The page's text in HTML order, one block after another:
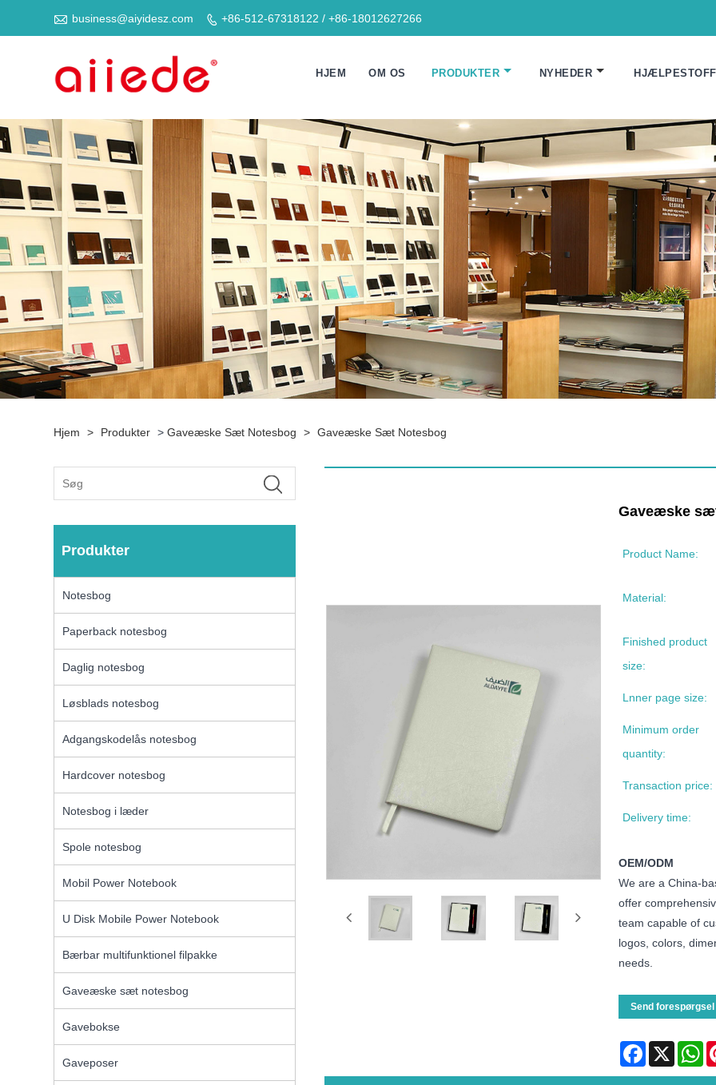
 business@aiyidesz.com  +86-512-67318122 / +86-18012627266
HJEM OM OS PRODUKTER NYHEDER
Hjem > Produkter >Gaveæske Sæt Notesbog > Gaveæske Sæt Notesbog
Produkter
Notesbog
Paperback notesbog
Daglig notesbog
Løsblads notesbog
Adgangskodelås notesbog
Hardcover notesbog
Notesbog i læder
Spole notesbog
Mobil Power Notebook
U Disk Mobile Power Notebook
Bærbar multifunktionel filpakke
Gaveæske sæt notesbog
Gavebokse
Gaveposer
Gaveæske
Product Name:
Material:
Finished product
size:
Lnner page size:
Minimum order
quantity:
Transaction price:
Delivery time:
OEM/ODM
We are a China-
offer
team capable of
logos, colors,
needs.
Send forespørgsel
Facebook
X